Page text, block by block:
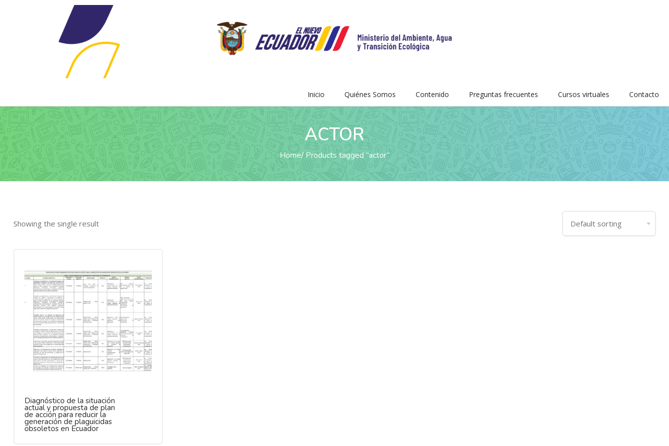
Inicio Quiénes Somos Contenido Preguntas frecuentes Cursos virtuales Contacto
ACTOR
Home Products tagged “actor”
Showing the single result
Diagnóstico de la situación
actual y propuesta de plan
de acción para reducir la
generación de plaguicidas
obsoletos en Ecuador